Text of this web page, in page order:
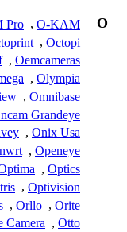
O
O-KAM
,
Pro
Octopi
,
Oemcameras
,
Olympia
,
Omnibase
,
Grandeye
Onix Usa
,
Openeye
,
Optics
,
Optivision
,
Orite
,
Orllo
,
Otto
,
Camera